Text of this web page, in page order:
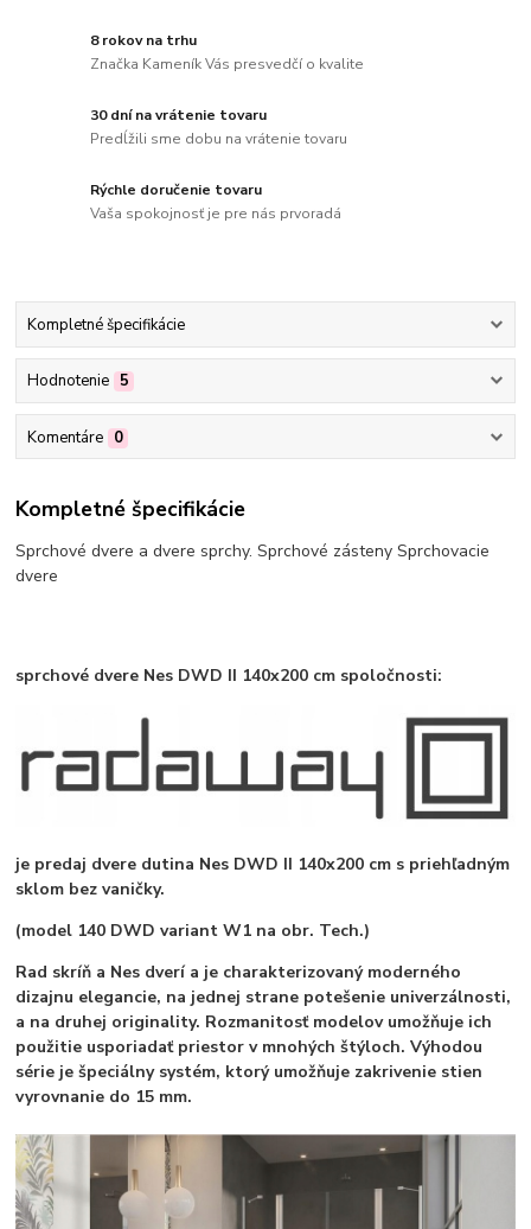
8 rokov na trhu
Značka Kameník Vás presvedčí o kvalite
30 dní na vrátenie tovaru
Predĺžili sme dobu na vrátenie tovaru
Rýchle doručenie tovaru
Vaša spokojnosť je pre nás prvoradá
Kompletné špecifikácie
Hodnotenie 5
Komentáre 0
Kompletné špecifikácie
Sprchové dvere a dvere sprchy. Sprchové zásteny Sprchovacie
dvere
sprchové dvere Nes DWD II 140x200 cm spoločnosti:
je predaj dvere dutina Nes DWD II 140x200 cm s priehľadným
sklom bez vaničky.
(model 140 DWD variant W1 na obr. Tech.)
Rad skríň a Nes dverí a je charakterizovaný moderného
dizajnu elegancie, na jednej strane potešenie univerzálnosti,
a na druhej originality. Rozmanitosť modelov umožňuje ich
použitie usporiadať priestor v mnohých štýloch. Výhodou
série je špeciálny systém, ktorý umožňuje zakrivenie stien
vyrovnanie do 15 mm.